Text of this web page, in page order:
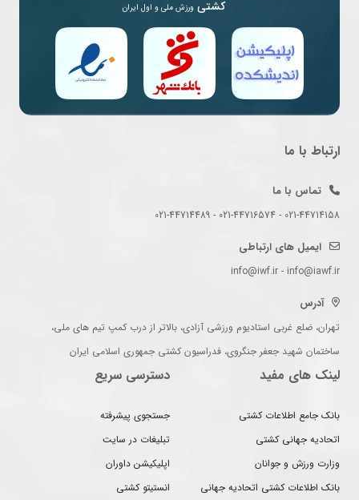
کشتی ورزش ملی و اول ایران
ارتباط با ما
تماس با ما
021-44714158 - 021-44716574 - 021-44714489
ایمیل های ارتباطی
info@iwf.ir - info@iawf.ir
آدرس
تهران، ضلع غربی استادیوم ورزشی آزادی، بالاتر از درب کمپ تیم های ملی،
ساختمان شهید جعفر جنگروی، فدراسیون کشتی جمهوری اسلامی ایران
لینک های مفید
بانک جامع اطلاعات کشتی
اتحادیه جهانی کشتی
وزارت ورزش و جوانان
بانک اطلاعات کشتی اتحادیه جهانی
دسترسی سریع
جستجوی پیشرفته
تبلیغات در سایت
اپلیکیشن داوران
انستیتو کشتی